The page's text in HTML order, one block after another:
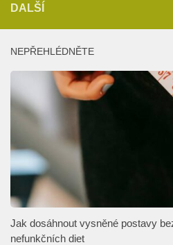
DALŠÍ
NEPŘEHLÉDNĚTE
Jak dosáhnout vysněné postavy
nefunkčních diet